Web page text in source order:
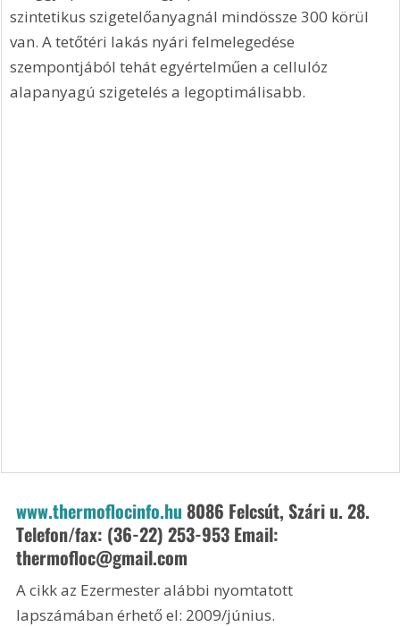
szintetikus szigetelőanyagnál mindössze 300 körül
van. A tetőtéri lakás nyári felmelegedése
szempontjából tehát egyértelműen a cellulóz
alapanyagú szigetelés a legoptimálisabb.
www.thermoflocinfo.hu 8086 Felcsút, Szári u. 28.
Telefon/fax: (36-22) 253-953 Email:
thermofloc@gmail.com
A cikk az Ezermester alábbi nyomtatott
lapszámában érhető el: 2009/június.